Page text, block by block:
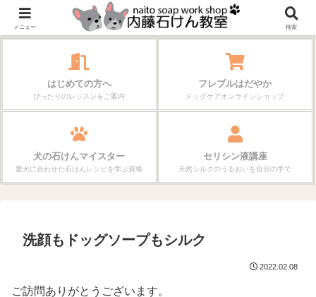
作る楽しさが、毎日の暮らしを変えていく。
はじめての方へ
ぴったりのレッスンをご案内
フレブルはだやか
ドッグケアオンラインショップ
犬の石けんマイスター
愛犬に合わせた石けんレシピを学ぶ資格
セリシン液講座
天然シルクのうるおいを自分の手で
洗顔もドッグソープもシルク
2022.02.08
ご訪問ありがとうございます。
メニュー 検索